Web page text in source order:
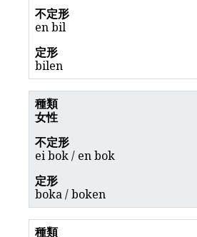
en bil
bilen
女性
ei bok / en bok
boka / boken